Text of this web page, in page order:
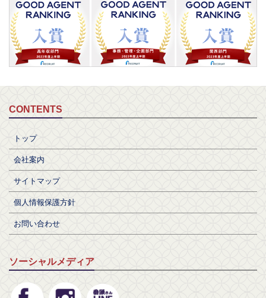
CONTENTS
トップ
会社案内
サイトマップ
個人情報保護方針
お問い合わせ
ソーシャルメディア